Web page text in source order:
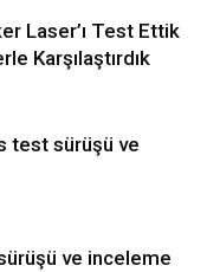
Laser’ı Test Ettik
Karşılaştırdık
test sürüşü ve
ve inceleme